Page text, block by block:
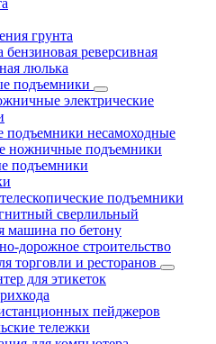
грунта
реверсивная
люлька
подъемники
электрические
несамоходные
ножничные подъемники
подъемники
подъемники
сверлильный
машина по бетону
дорожное строительство
торговли и ресторанов
для этикеток
пейджеров
тележки